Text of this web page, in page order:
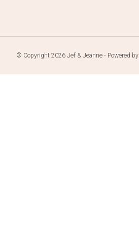
© Copyright 2026 Jef & Jeanne - Powered by